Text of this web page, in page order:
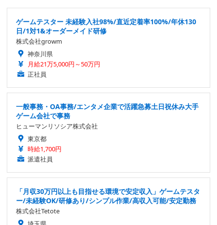
ゲームテスター 未経験入社98%/直近定着率100%/年休130
日/1対1&オーダーメイド研修
株式会社growm
神奈川県
月給21万5,000円～50万円
正社員
一般事務・OA事務/エンタメ企業で活躍急募土日祝休み大手
ゲーム会社で事務
ヒューマンリソシア株式会社
東京都
時給1,700円
派遣社員
「月収30万円以上も目指せる環境で安定収入」ゲームテスタ
ー/未経験OK/研修あり/シンプル作業/高収入可能/安定勤務
株式会社Tetote